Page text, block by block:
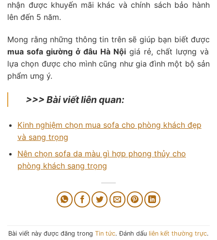
nhận được khuyến mãi khác và chính sách bảo hành
lên đến 5 năm.
Mong rằng những thông tin trên sẽ giúp bạn biết được
mua sofa giường ở đâu Hà Nội giá rẻ, chất lượng và
lựa chọn được cho mình cũng như gia đình một bộ sản
phẩm ưng ý.
>>> Bài viết liên quan:
Kinh nghiệm chọn mua sofa cho phòng khách đẹp
và sang trọng
Nên chọn sofa da màu gì hợp phong thủy cho
phòng khách sang trọng
Bài viết này được đăng trong Tin tức. Đánh dấu liên kết thường trực.